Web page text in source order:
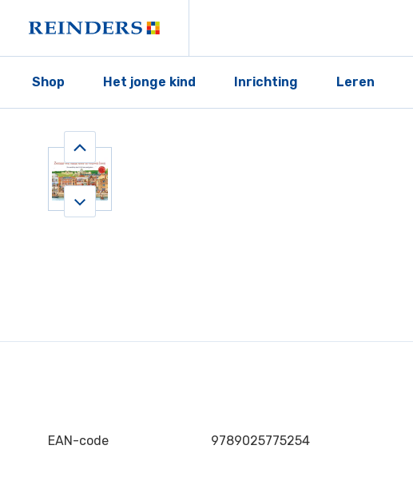
Shop Het jonge kind Inrichting Leren
EAN-code 9789025775254